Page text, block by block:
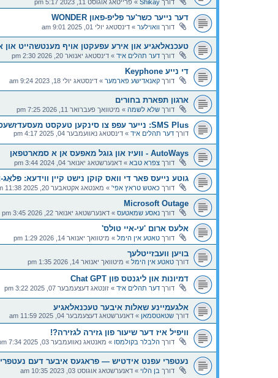
דורך Shikay
» פרייטאג אוגוסט 11, 2023 5:17 pm
דער נייער כשר'ער פליפ-פאון WONDER
דורך וואוילער » דינסטאג יולי 01, 2025 9:01 am
טעכנאלאגיע און אירע עפעקטן אויף מענטשהייט און
דורך דער תהלים איד » דינסטאג יאנואר 20, 2026 2:30 pm
די נייע Keyphone
דורך קאנאדישע פארמער » דינסטאג יולי 18, 2023 9:24 am
ארגון תפארת בחורים
דורך שלא לשמה » מיטוואך פעברואר 11, 2026 7:25 pm
SMS Plus: נייער עפפ צו סינקען טעקסט מעסעדזשעס צו אנדערע דעווייסעס
דורך דער תהלים איד » דינסטאג נאוועמבער 04, 2025 4:17 pm
AutoWays - וועיז און גוגל מאפעס אן א סמארטפאן
דורך צפרא טבא » דאנערשטאג יאנואר 04, 2024 3:44 pm
גוטע נייעס פאר די וואס קוקן נישט קיין ווידעא: פּלאָג-
דורך כאטש טראץ אפי' » מאנטאג אקטאבער 20, 2025 11:38 pm
Microsoft Outage
דורך נאסע שמאטעס » דאנערשטאג יאנואר 22, 2026 3:45 pm
אלעס ארום 'עי-איי טולס'
דורך טאטע אין הימל » מיטוואך יאנואר 14, 2026 1:29 pm
בויען וועבזייטלעך
דורך טאטע אין הימל » מיטוואך יאנואר 14, 2026 1:35 pm
דמיונות און ליגנטס פון Chat GPT
דורך דער תהלים איד » זונטאג דעצעמבער 07, 2025 3:22 pm
אלגעמיינע שאלות איבער טעכנאלאגיע
דורך שטאטסמאן » דאנערשטאג דעצעמבער 04, 2025 11:59 am
וויפיל איז דער שיעור פון גזירה לגזירה?!
דורך הלבלר בקולמסו » מאנטאג נאוועמבער 03, 2025 7:34 pm
נעטפרי עפנט אידטיש — פראגעס איבער דעם
דורך בן הלוי » דאנערשטאג אוגוסט 03, 2023 10:35 am